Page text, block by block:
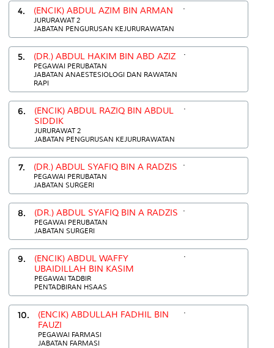
4. (ENCIK) ABDUL AZIM BIN ARMAN
JURURAWAT 2
JABATAN PENGURUSAN KEJURURAWATAN
.
5. (DR.) ABDUL HAKIM BIN ABD AZIZ
PEGAWAI PERUBATAN
JABATAN ANAESTESIOLOGI DAN RAWATAN
RAPI
.
6.
(ENCIK) ABDUL RAZIQ BIN ABDUL
SIDDIK
JURURAWAT 2
JABATAN PENGURUSAN KEJURURAWATAN
.
7. (DR.) ABDUL SYAFIQ BIN A RADZIS
PEGAWAI PERUBATAN
JABATAN SURGERI
.
8. (DR.) ABDUL SYAFIQ BIN A RADZIS
PEGAWAI PERUBATAN
JABATAN SURGERI
.
9.
(ENCIK) ABDUL WAFFY
UBAIDILLAH BIN KASIM
PEGAWAI TADBIR
PENTADBIRAN HSAAS
.
10.
(ENCIK) ABDULLAH FADHIL BIN
FAUZI
PEGAWAI FARMASI
JABATAN FARMASI
.